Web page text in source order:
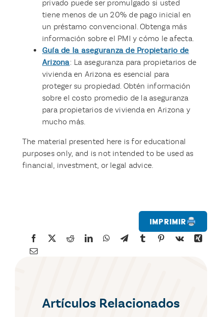
privado puede ser promulgado si usted
tiene menos de un 20% de pago inicial en
un préstamo convencional. Obtenga más
información sobre el PMI y cómo le afecta.
Guía de la aseguranza de Propietario de
Arizona: La aseguranza para propietarios de
vivienda en Arizona es esencial para
proteger su propiedad. Obtén información
sobre el costo promedio de la aseguranza
para propietarios de vivienda en Arizona y
mucho más.
The material presented here is for educational
purposes only, and is not intended to be used as
financial, investment, or legal advice.
Imprimir
Artículos Relacionados